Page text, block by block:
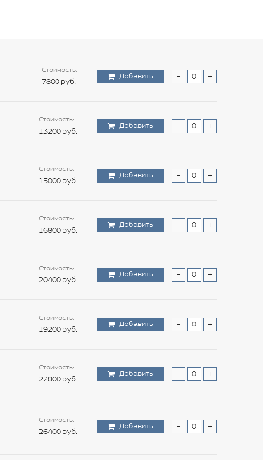
Стоимость:
7800 руб.
Добавить - +
Стоимость:
13200 руб.
Добавить - +
Стоимость:
15000 руб.
Добавить - +
Стоимость:
16800 руб.
Добавить - +
Стоимость:
20400 руб.
Добавить - +
Стоимость:
19200 руб.
Добавить - +
Стоимость:
22800 руб.
Добавить - +
Стоимость:
26400 руб.
Добавить - +